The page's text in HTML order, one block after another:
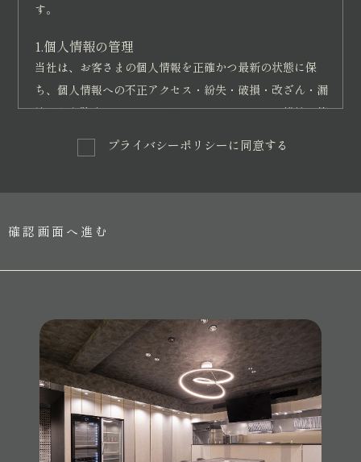
第6条（講座開催日前の解約）
情報という商品の特性上、返品・返金はお受けしておりま
第7条（講座開講日以降の解約）
返金はいたしません。
第8条（受講料の返金）
第9条（講座の振替）
受講者が講座に出席できない場合、事前に連絡があった場
合のみ後日日程を合わせて受講できるものとします。
第10条（著作物）
本講座の受講において、受講者が受領したテキストや動画
す。
1.個人情報の管理
当社は、お客さまの個人情報を正確かつ最新の状態に保
ち、個人情報への不正アクセス・紛失・破損・改ざん・漏
洩などを防止するため、セキュリティシステムの維持・管
理体制の整備・社員教育の徹底等の必要な措置を講じ、安
全対策を実施し個人情報の厳重な管理を行ないます。
2.個人情報の利用目的
や業務のご案内やご質問に対する回答として、電子メール
当社は、お客さまよりお預かりした個人情報を適切に管理
し、次のいずれかに該当する場合を除き、個人情報を第三
者に開示いたしません。
お客さまの同意がある場合
お客さまが希望されるサービスを行なうために当社
が業務を委託する業者に対して開示する場合
プライバシーポリシーに同意する